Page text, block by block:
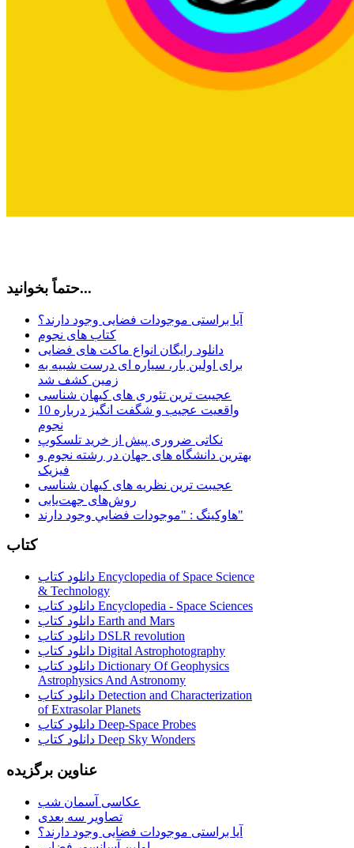
حتماً بخوانید...
آیا براستی موجودات فضایی وجود دارند؟
کتاب های نجوم
دانلود رایگان انواع ماکت های فضایی
برای اولین بار، سیاره ای درست شبیه به
زمین کشف شد
عجیبت ترین تئوری های کیهان شناسی
10 واقعیت عجیب و شگفت انگیز درباره
نجوم
نکاتی ضروری پیش از خرید تلسکوپ
بهترین دانشگاه های جهان در رشته نجوم و
فیزیک
عجیبت ترین نظریه های کیهان شناسی
روش‌های جهت‌یابی
هاوكينگ : "موجودات فضايي وجود دارند"
کتاب
دانلود کتاب Encyclopedia of Space Science
& Technology
دانلود کتاب Encyclopedia - Space Sciences
دانلود کتاب Earth and Mars
دانلود کتاب DSLR revolution
دانلود کتاب Digital Astrophotography
دانلود کتاب Dictionary Of Geophysics
Astrophysics And Astronomy
دانلود کتاب Detection and Characterization
of Extrasolar Planets
دانلود کتاب Deep-Space Probes
دانلود کتاب Deep Sky Wonders
عناوین برگزیده
عکاسی آسمان شب
تصاویر سه بعدی
آیا براستی موجودات فضایی وجود دارند؟